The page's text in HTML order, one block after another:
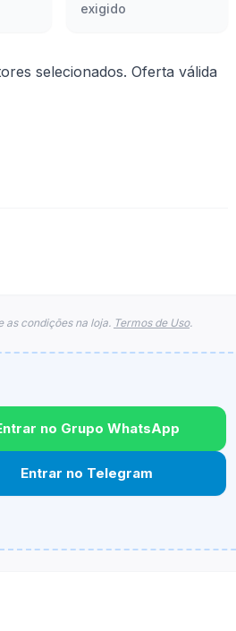
exigido
selecionados. Oferta válida
carrinho, não foram
as condições na loja. Termos de Uso.
no Grupo WhatsApp
Entrar no Telegram